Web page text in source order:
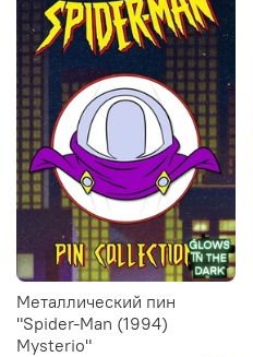
Металлический пин
"Spider-Man (1994)
Mysterio"